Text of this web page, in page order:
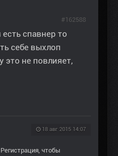
есть спавнер то
себе выхлоп
это не повлияет,
18 авг 2015 14:07
#162588
Регистрация, чтобы